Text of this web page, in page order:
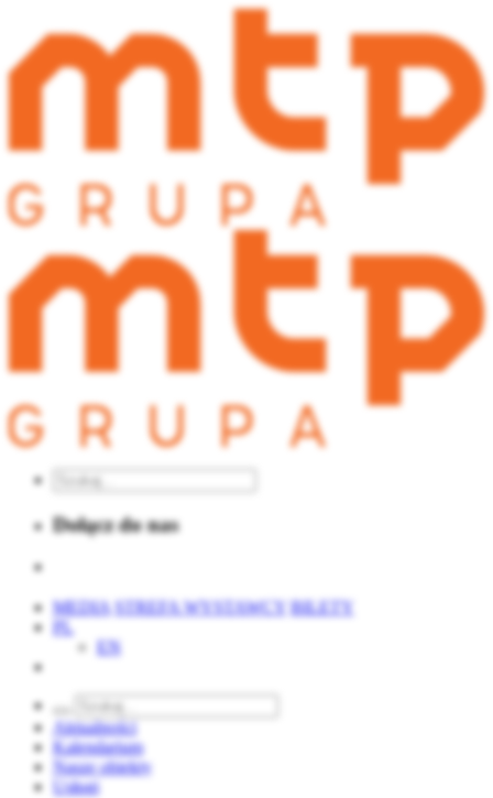
Dołącz do nas
MEDIA STREFA WYSTAWCY BILETY
PL
EN
Aktualności
Kalendarium
Nasze obiekty
Usługi